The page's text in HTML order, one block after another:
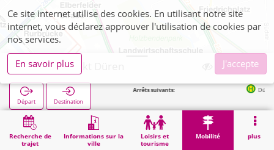
Recherche de
trajet
Informations sur la
ville
Loisirs et
tourisme
Mobilité plus
Düren, iPunkt Düren
Départ Destination
Arrêts suivants: Düren
Démarrage Vente de billets Düren, iPunkt Düren
Ce site internet utilise des cookies. En utilisant notre site
internet, vous déclarez approuver l'utilisation de cookies par
nos services.
En savoir plus
J'accepte